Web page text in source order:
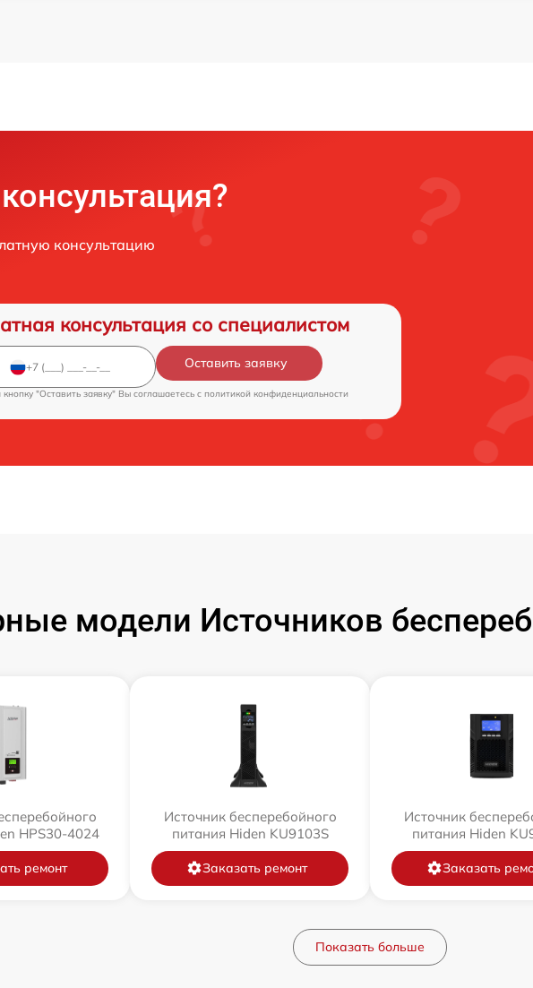
консультацию
консультация со специалистом
Оставить заявку
"Оставить заявку" Вы соглашаетесь c политикой конфиденциальности
модели Источников
HPS30-4024
ремонт
Источник бесперебойного
питания Hiden KU9103S
Заказать ремонт
Источник
питания Hiden
Заказать
Показать больше